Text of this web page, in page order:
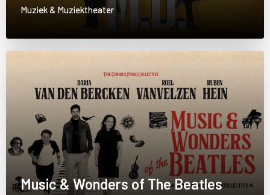
Muziek & Muziektheater
Music & Wonders of The Beatles